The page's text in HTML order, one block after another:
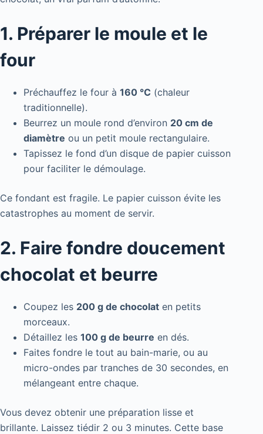
1. Préparer le moule et le
four
Préchauffez le four à 160 °C (chaleur
traditionnelle).
Beurrez un moule rond d’environ 20 cm de
diamètre ou un petit moule rectangulaire.
Tapissez le fond d’un disque de papier cuisson
pour faciliter le démoulage.
Ce fondant est fragile. Le papier cuisson évite les
catastrophes au moment de servir.
2. Faire fondre doucement
chocolat et beurre
Coupez les 200 g de chocolat en petits
morceaux.
Détaillez les 100 g de beurre en dés.
Faites fondre le tout au bain-marie, ou au
micro-ondes par tranches de 30 secondes, en
mélangeant entre chaque.
Vous devez obtenir une préparation lisse et
brillante. Laissez tiédir 2 ou 3 minutes. Cette base